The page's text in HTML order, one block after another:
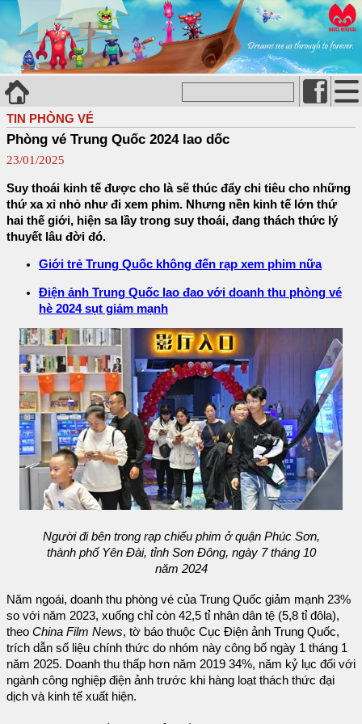
TIN PHÒNG VÉ
Phòng vé Trung Quốc 2024 lao dốc
23/01/2025
Suy thoái kinh tế được cho là sẽ thúc đẩy chi tiêu cho những
thứ xa xỉ nhỏ như đi xem phim. Nhưng nền kinh tế lớn thứ
hai thế giới, hiện sa lầy trong suy thoái, đang thách thức lý
thuyết lâu đời đó.
Giới trẻ Trung Quốc không đến rạp xem phim nữa
Điện ảnh Trung Quốc lao đao với doanh thu phòng vé
hè 2024 sụt giảm mạnh
Người đi bên trong rạp chiếu phim ở quận Phúc Sơn,
thành phố Yên Đài, tỉnh Sơn Đông, ngày 7 tháng 10
năm 2024
Năm ngoái, doanh thu phòng vé của Trung Quốc giảm mạnh 23%
so với năm 2023, xuống chỉ còn 42,5 tỉ nhân dân tệ (5,8 tỉ đôla),
theo China Film News, tờ báo thuộc Cục Điện ảnh Trung Quốc,
trích dẫn số liệu chính thức do nhóm này công bố ngày 1 tháng 1
năm 2025. Doanh thu thấp hơn năm 2019 34%, năm kỷ lục đối với
ngành công nghiệp điện ảnh trước khi hàng loạt thách thức đại
dịch và kinh tế xuất hiện.